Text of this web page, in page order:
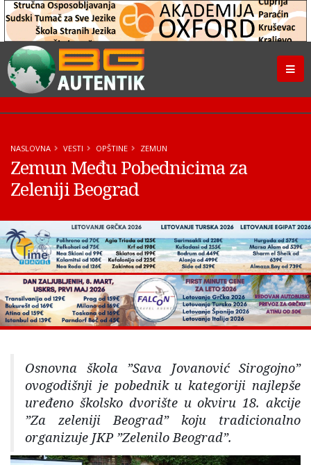
NASLOVNA VESTI OPŠTINE ZEMUN
Zemun Među Pobednicima za
Zeleniji Beograd
Osnovna škola ”Sava Jovanović Sirogojno”
ovogodišnji je pobednik u kategoriji najlepše
uređeno školsko dvorište u okviru 18. akcije
”Za zeleniji Beograd” koju tradicionalno
organizuje JKP ”Zelenilo Beograd”.